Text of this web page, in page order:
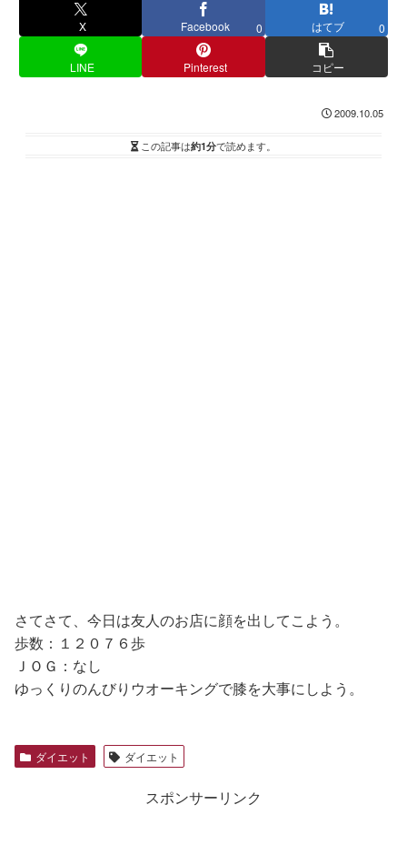
X Facebook 0 はてブ 0
LINE Pinterest コピー
2009.10.05
この記事は約1分で読めます。
さてさて、今日は友人のお店に顔を出してこよう。
歩数：１２０７６歩
ＪＯＧ：なし
ゆっくりのんびりウオーキングで膝を大事にしよう。
ダイエット ダイエット
スポンサーリンク